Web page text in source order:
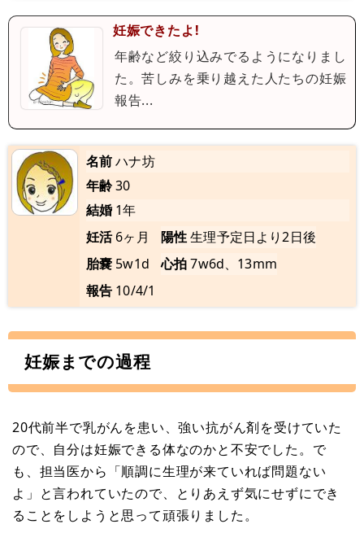
妊娠できたよ!
年齢など絞り込みでるようになりまし
た。苦しみを乗り越えた人たちの妊娠
報告...
名前ハナ坊
年齢30
結婚 1年
妊活 6ヶ月 陽性生理予定日より2日後
胎嚢 5w1d 心拍 7w6d、13mm
報告 10/4/1
妊娠までの過程
20代前半で乳がんを患い、強い抗がん剤を受けていた
ので、自分は妊娠できる体なのかと不安でした。で
も、担当医から「順調に生理が来ていれば問題ない
よ」と言われていたので、とりあえず気にせずにでき
ることをしようと思って頑張りました。